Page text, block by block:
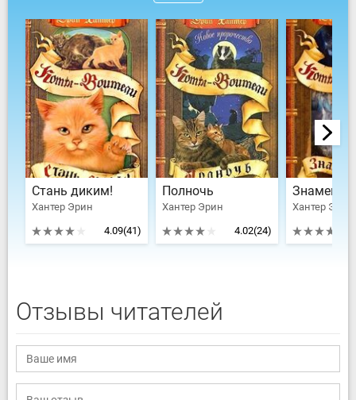
Стань диким!
Хантер Эрин
4.09(41)
Полночь
Хантер Эрин
4.02(24)
Знамение
Хантер Эрин
Отзывы читателей